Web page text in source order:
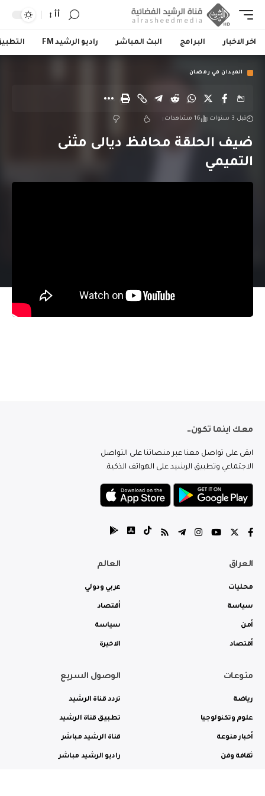
أأ
اخر الاخبار البرامج البث المباشر راديو الرشيد FM
الميدان في رمضان
قبل 3 سنوات 16 مشاهدات
ضيف الحلقة محافظ ديالى مثنى
التميمي
معك اينما تكون..
ابقى على تواصل معنا عبر منصاتنا على التواصل
الاجتماعي وتطبيق الرشيد على الهواتف الذكية.
العراق
محليات
سياسة
أمن
أقتصاد
العالم
عربي ودولي
أقتصاد
سياسة
الاخيرة
منوعات
رياضة
علوم وتكنولوجيا
أخبار منوعة
ثقافة وفن
الوصول السريع
تردد قناة الرشيد
تطبيق قناة الرشيد
قناة الرشيد مباشر
راديو الرشيد مباشر